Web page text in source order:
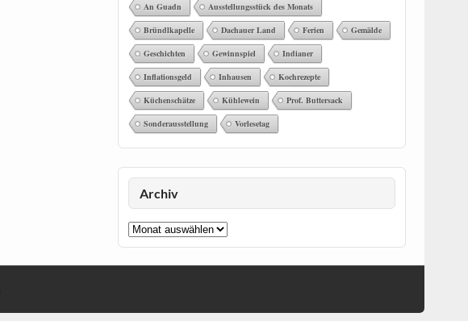
An Guadn Ausstellungsstück des Monats
Bründlkapelle Dachauer Land Ferien Gemälde
Geschichten Gewinnspiel Indianer
Inflationsgeld Inhausen Kochrezepte
Küchenschätze Kühlewein Prof. Buttersack
Sonderausstellung Vorlesetag
Archiv
Archiv